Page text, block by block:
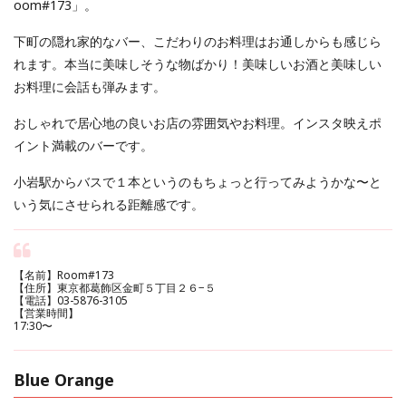
oom#173」。
下町の隠れ家的なバー、こだわりのお料理はお通しからも感じら
れます。本当に美味しそうな物ばかり！美味しいお酒と美味しい
お料理に会話も弾みます。
おしゃれで居心地の良いお店の雰囲気やお料理。インスタ映えポ
イント満載のバーです。
小岩駅からバスで１本というのもちょっと行ってみようかな〜と
いう気にさせられる距離感です。
【名前】Room#173
【住所】東京都葛飾区金町５丁目２６−５
【電話】03-5876-3105
【営業時間】
17:30〜
Blue Orange